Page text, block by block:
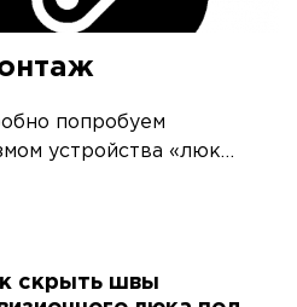
попробуем
устройства «люк
скрыть швы